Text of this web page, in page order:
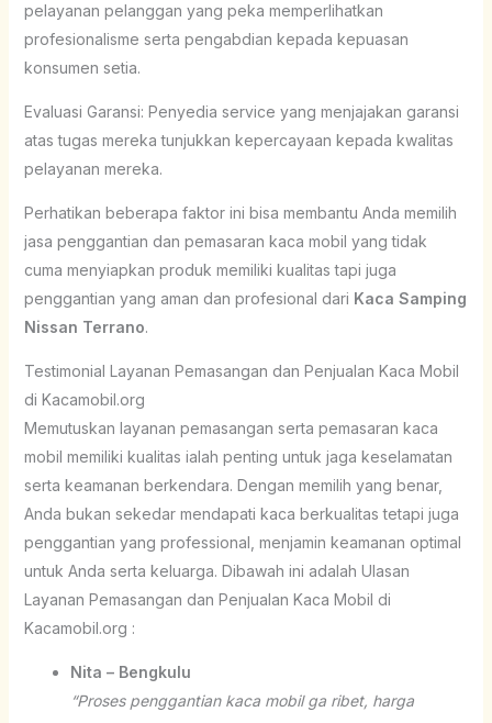
pelayanan pelanggan yang peka memperlihatkan
profesionalisme serta pengabdian kepada kepuasan
konsumen setia.
Evaluasi Garansi: Penyedia service yang menjajakan garansi
atas tugas mereka tunjukkan kepercayaan kepada kwalitas
pelayanan mereka.
Perhatikan beberapa faktor ini bisa membantu Anda memilih
jasa penggantian dan pemasaran kaca mobil yang tidak
cuma menyiapkan produk memiliki kualitas tapi juga
penggantian yang aman dan profesional dari Kaca Samping
Nissan Terrano.
Testimonial Layanan Pemasangan dan Penjualan Kaca Mobil
di Kacamobil.org
Memutuskan layanan pemasangan serta pemasaran kaca
mobil memiliki kualitas ialah penting untuk jaga keselamatan
serta keamanan berkendara. Dengan memilih yang benar,
Anda bukan sekedar mendapati kaca berkualitas tetapi juga
penggantian yang professional, menjamin keamanan optimal
untuk Anda serta keluarga. Dibawah ini adalah Ulasan
Layanan Pemasangan dan Penjualan Kaca Mobil di
Kacamobil.org :
Nita – Bengkulu
“Proses penggantian kaca mobil ga ribet, harga